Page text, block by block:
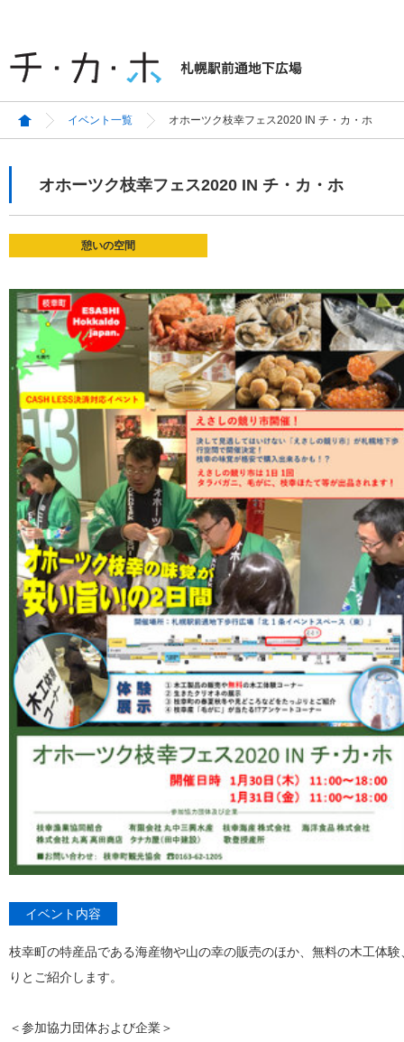
イベント一覧 オホーツク枝幸フェス2020 IN チ・カ・ホ
オホーツク枝幸フェス2020 IN チ・カ・ホ
憩いの空間
イベント内容
枝幸町の特産品である海産物や山の幸の販売のほか、無料の木工体
りとご紹介します。
＜参加協力団体および企業＞